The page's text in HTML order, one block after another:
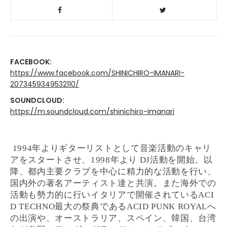
FACEBOOK:
https://www.facebook.com/SHINICHIRO-IMANARI-
2073459349532110/
SOUNDCLOUD:
https://m.soundcloud.com/shinichiro-imanari
1994年よりギターリストとして音楽活動のキャリ
アをスタートさせ、1998年より DJ活動を開始。以
降、都内主要クラブを中心に精力的な活動を行い、
国内外の著名アーティスト達と共演。また海外での
活動も勢力的に行いイタリアで開催されているACI
D TECHNO最大の祭典であるACID PUNK ROYALへ
の出演や、オーストラリア、スペイン、韓国、台湾